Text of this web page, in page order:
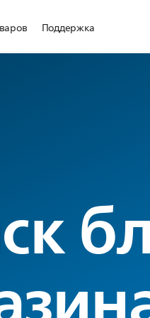
Поддержка